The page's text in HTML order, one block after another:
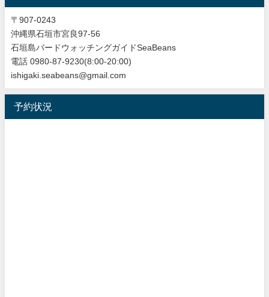
〒907-0243
沖縄県石垣市宮良97-56
石垣島バードウォッチングガイドSeaBeans
電話 0980-87-9230(8:00-20:00)
ishigaki.seabeans@gmail.com
予約状況